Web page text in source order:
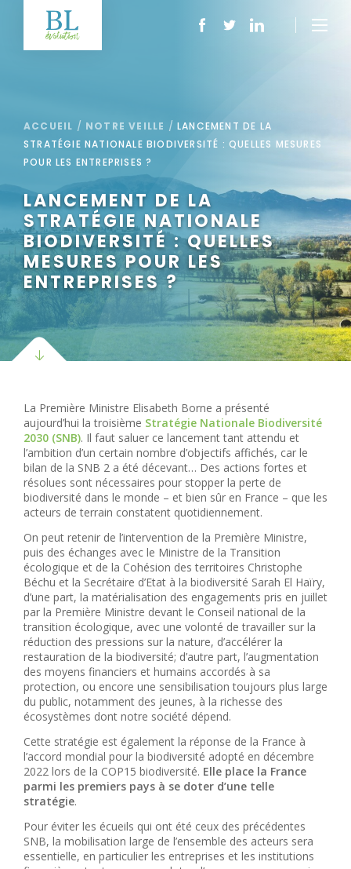
ACCUEIL / NOTRE VEILLE /LANCEMENT DE LA
STRATÉGIE NATIONALE BIODIVERSITÉ : QUELLES MESURES
POUR LES ENTREPRISES ?
LANCEMENT DE LA
STRATÉGIE NATIONALE
BIODIVERSITÉ : QUELLES
MESURES POUR LES
ENTREPRISES ?
La Première Ministre Elisabeth Borne a présenté
aujourd’hui la troisième Stratégie Nationale Biodiversité
2030 (SNB). Il faut saluer ce lancement tant attendu et
l’ambition d’un certain nombre d’objectifs affichés, car le
bilan de la SNB 2 a été décevant… Des actions fortes et
résolues sont nécessaires pour stopper la perte de
biodiversité dans le monde – et bien sûr en France – que les
acteurs de terrain constatent quotidiennement.
On peut retenir de l’intervention de la Première Ministre,
puis des échanges avec le Ministre de la Transition
écologique et de la Cohésion des territoires Christophe
Béchu et la Secrétaire d’Etat à la biodiversité Sarah El Haïry,
d’une part, la matérialisation des engagements pris en juillet
par la Première Ministre devant le Conseil national de la
transition écologique, avec une volonté de travailler sur la
réduction des pressions sur la nature, d’accélérer la
restauration de la biodiversité; d’autre part, l’augmentation
des moyens financiers et humains accordés à sa
protection, ou encore une sensibilisation toujours plus large
du public, notamment des jeunes, à la richesse des
écosystèmes dont notre société dépend.
Cette stratégie est également la réponse de la France à
l’accord mondial pour la biodiversité adopté en décembre
2022 lors de la COP15 biodiversité. Elle place la France
parmi les premiers pays à se doter d’une telle
stratégie.
Pour éviter les écueils qui ont été ceux des précédentes
SNB, la mobilisation large de l’ensemble des acteurs sera
essentielle, en particulier les entreprises et les institutions